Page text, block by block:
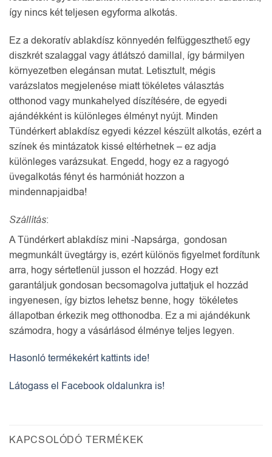
így nincs két teljesen egyforma alkotás.
Ez a dekoratív ablakdísz könnyedén felfüggeszthető egy
diszkrét szalaggal vagy átlátszó damillal, így bármilyen
környezetben elegánsan mutat. Letisztult, mégis
varázslatos megjelenése miatt tökéletes választás
otthonod vagy munkahelyed díszítésére, de egyedi
ajándékként is különleges élményt nyújt. Minden
Tündérkert ablakdísz egyedi kézzel készült alkotás, ezért a
színek és mintázatok kissé eltérhetnek – ez adja
különleges varázsukat. Engedd, hogy ez a ragyogó
üvegalkotás fényt és harmóniát hozzon a
mindennapjaidba!
Szállítás:
A Tündérkert ablakdísz mini -Napsárga, gondosan
megmunkált üvegtárgy is, ezért különös figyelmet fordítunk
arra, hogy sértetlenül jusson el hozzád. Hogy ezt
garantáljuk gondosan becsomagolva juttatjuk el hozzád
ingyenesen, így biztos lehetsz benne, hogy tökéletes
állapotban érkezik meg otthonodba. Ez a mi ajándékunk
számodra, hogy a vásárlásod élménye teljes legyen.
Hasonló termékekért kattints ide!
Látogass el Facebook oldalunkra is!
KAPCSOLÓDÓ TERMÉKEK